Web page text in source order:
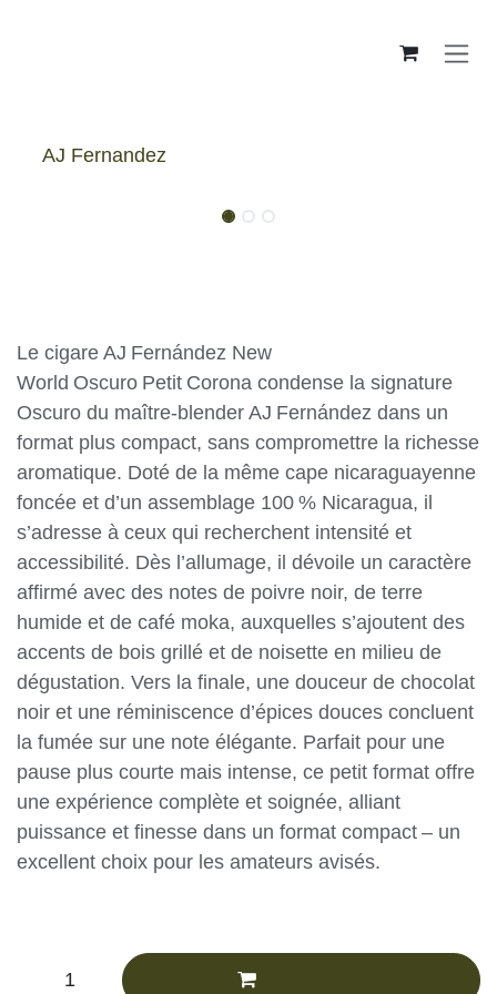
AJ Fernandez
Le cigare AJ Fernández New
World Oscuro Petit Corona condense la
signature Oscuro du maître‑blender
AJ Fernández dans un format plus compact,
sans compromettre la richesse aromatique.
Doté de la même cape nicaraguayenne foncée
et d’un assemblage 100 % Nicaragua, il s’adresse
à ceux qui recherchent intensité et accessibilité.
Dès l’allumage, il dévoile un caractère affirmé
avec des notes de poivre noir, de terre humide
et de café moka, auxquelles s’ajoutent des
accents de bois grillé et de noisette en milieu
de dégustation. Vers la finale, une douceur de
chocolat noir et une réminiscence d’épices
douces concluent la fumée sur une note
élégante. Parfait pour une pause plus courte
mais intense, ce petit format offre une
expérience complète et soignée, alliant
CHF34.69 (Tax excluded)